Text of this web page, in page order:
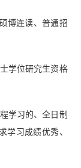
博连读、普通招
学位研究生资格
学习的、全日制
学习成绩优秀、